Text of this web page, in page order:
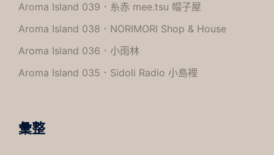
Aroma Island 039．糸赤 mee.tsu 帽子屋
Aroma Island 038．NORIMORI Shop & House
Aroma Island 036．小雨林
Aroma Island 035．Sidoli Radio 小島裡
彙整